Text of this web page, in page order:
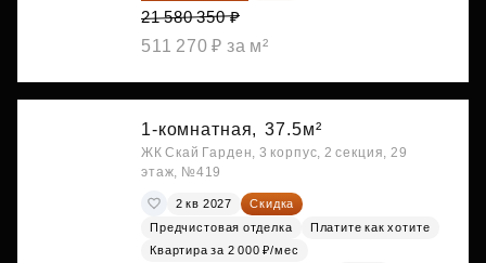
21 580 350 ₽
511 270 ₽ за м²
1-комнатная, 37.5м²
ЖК Скай Гарден, 3 корпус, 2 секция, 29
этаж, №419
2 кв 2027
Скидка
Предчистовая отделка
Платите как хотите
Квартира за 2 000 ₽/мес